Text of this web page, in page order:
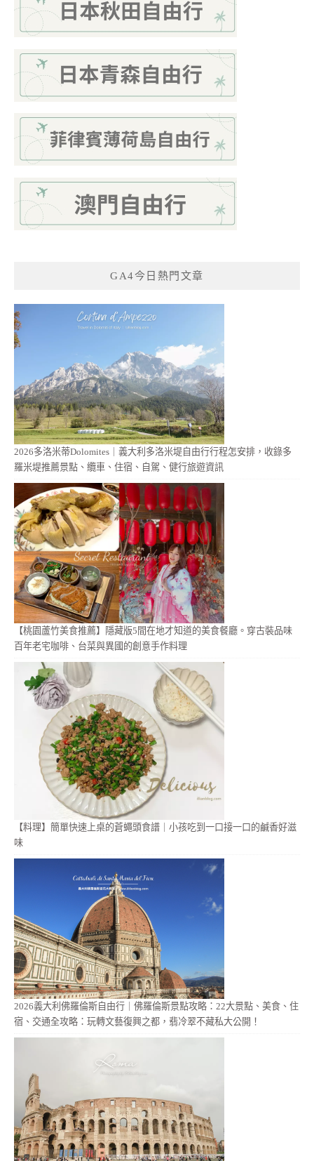
GA4今日熱門文章
2026多洛米蒂Dolomites｜義大利多洛米堤自由行行程怎安排，收錄多
羅米堤推薦景點、纜車、住宿、自駕、健行旅遊資訊
【桃園蘆竹美食推薦】隱藏版5間在地才知道的美食餐廳。穿古裝品味
百年老宅咖啡、台菜與異國的創意手作料理
【料理】簡單快速上桌的蒼蠅頭食譜｜小孩吃到一口接一口的鹹香好滋
味
2026義大利佛羅倫斯自由行｜佛羅倫斯景點攻略：22大景點、美食、住
宿、交通全攻略：玩轉文藝復興之都，翡冷翠不藏私大公開！